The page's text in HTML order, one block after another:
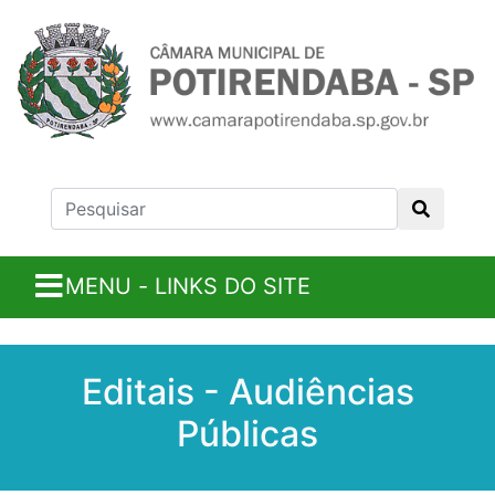
MENU - LINKS DO SITE
Editais - Audiências
Públicas